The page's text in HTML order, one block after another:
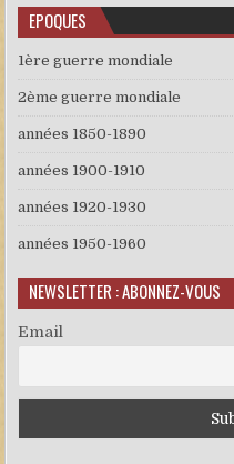
EPOQUES
1ère guerre mondiale
2ème guerre mondiale
années 1850-1890
années 1900-1910
années 1920-1930
années 1950-1960
NEWSLETTER : ABONNEZ-VOUS
Email